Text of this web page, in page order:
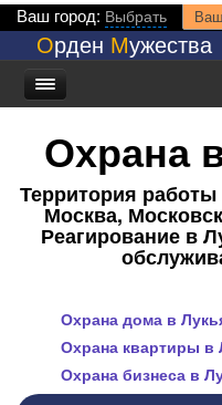
Ваш город: Выбрать
Орден Мужества
Охрана
Территория
Москва,
Реагирование в
Охрана дома в
Охрана квартиры в
Охрана бизнеса в